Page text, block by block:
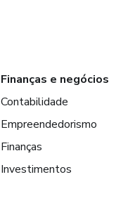
Finanças e negócios
Contabilidade
Empreendedorismo
Finanças
Investimentos